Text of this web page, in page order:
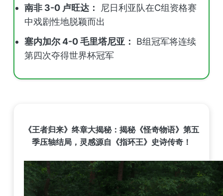
南非 3-0 卢旺达：
尼日利亚队在C组资格赛
中戏剧性地脱颖而出
塞内加尔 4-0 毛里塔尼亚：
B组冠军将连续
第四次夺得世界杯冠军
《王者归来》终章大揭秘：揭秘《怪奇物语》第五
季压轴结局，灵感源自《指环王》史诗传奇！